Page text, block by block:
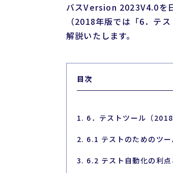
バスVersion 2023V4.0を
（2018年版では「6．テ
解説いたします。
目次
1. 6．テストツール（
2. 6.1 テストのためのツ
3. 6.2 テスト自動化の利